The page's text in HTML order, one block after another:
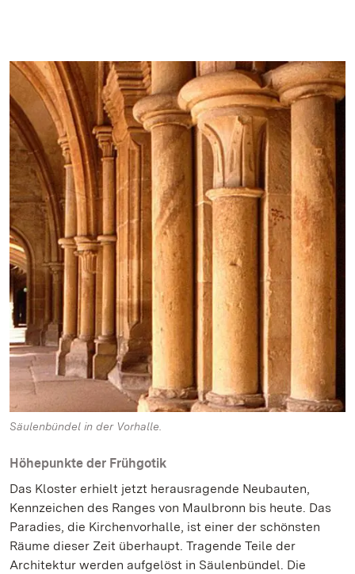
Säulenbündel in der Vorhalle.
Höhepunkte der Frühgotik
Das Kloster erhielt jetzt herausragende Neubauten,
Kennzeichen des Ranges von Maulbronn bis heute. Das
Paradies, die Kirchenvorhalle, ist einer der schönsten
Räume dieser Zeit überhaupt. Tragende Teile der
Architektur werden aufgelöst in Säulenbündel. Die